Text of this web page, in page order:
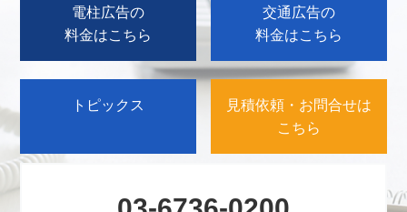
電柱広告の
料金はこちら
交通広告の
料金はこちら
トピックス
見積依頼・お問合せは
こちら